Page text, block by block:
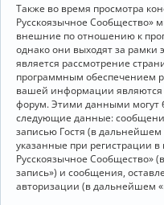
Также во время просмотра
Русскоязычное Сообщество»
внешние по отношению к
однако они выходят за рамки
является рассмотрение
программным обеспечением
вашей информации являются
форум. Этими данными могут
следующие данные:
записью Гостя (в
указанные при регистрации
Русскоязычное Сообщество»
запись») и сообщения,
авторизации (в дальнейшем